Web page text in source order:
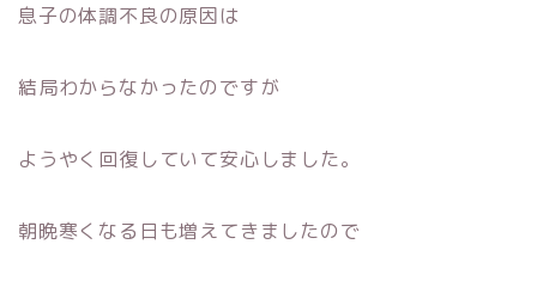
息子の体調不良の原因は
結局わからなかったのですが
ようやく回復していて安心しました。
朝晩寒くなる日も増えてきましたので